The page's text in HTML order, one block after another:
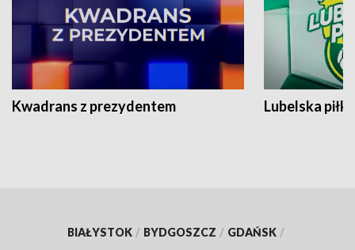
Kwadrans z prezydentem Lubelska piłka
BIAŁYSTOK / BYDGOSZCZ / GDAŃSK /